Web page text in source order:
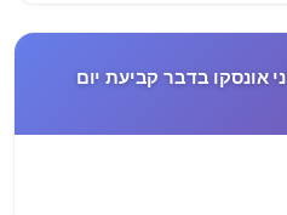
אונסקו בדבר קביעת יום